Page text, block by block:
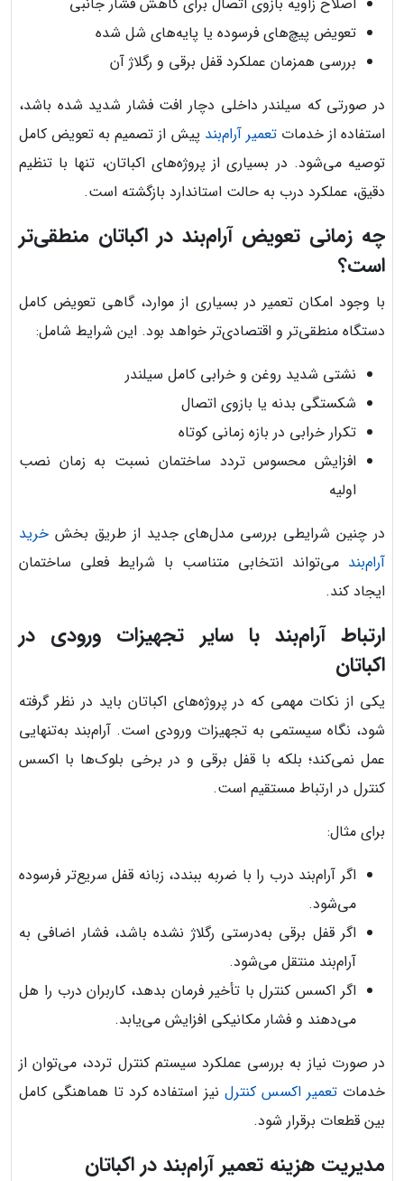
تعویض پیچ‌های فرسوده یا پایه‌های شل شده
بررسی همزمان عملکرد قفل برقی و رگلاژ آن
در صورتی که سیلندر داخلی دچار افت فشار شدید شده باشد،
استفاده از خدماتتعمیر آرام‌بند پیش از تصمیم به تعویض کامل
توصیه می‌شود. در بسیاری از پروژه‌های اکباتان، تنها با تنظیم
دقیق، عملکرد درب به حالت استاندارد بازگشته است.
چه زمانی تعویض آرام‌بند در اکباتان منطقی‌تر
است؟
با وجود امکان تعمیر در بسیاری از موارد، گاهی تعویض کامل
دستگاه منطقی‌تر و اقتصادی‌تر خواهد بود. این شرایط شامل:
نشتی شدید روغن و خرابی کامل سیلندر
شکستگی بدنه یا بازوی اتصال
تکرار خرابی در بازه زمانی کوتاه
افزایش محسوس تردد ساختمان نسبت به زمان نصب
اولیه
در چنین شرایطی بررسی مدل‌های جدید از طریق بخش خرید
آرام‌بند می‌تواند انتخابی متناسب با شرایط فعلی ساختمان
ایجاد کند.
ارتباط آرام‌بند با سایر تجهیزات ورودی در
اکباتان
یکی از نکات مهمی که در پروژه‌های اکباتان باید در نظر گرفته
شود، نگاه سیستمی به تجهیزات ورودی است. آرام‌بند به‌تنهایی
عمل نمی‌کند؛ بلکه با قفل برقی و در برخی بلوک‌ها با اکسس
کنترل در ارتباط مستقیم است.
برای مثال:
اگر آرام‌بند درب را با ضربه ببندد، زبانه قفل سریع‌تر فرسوده
می‌شود.
اگر قفل برقی به‌درستی رگلاژ نشده باشد، فشار اضافی به
آرام‌بند منتقل می‌شود.
اگر اکسس کنترل با تأخیر فرمان بدهد، کاربران درب را هل
می‌دهند و فشار مکانیکی افزایش می‌یابد.
در صورت نیاز به بررسی عملکرد سیستم کنترل تردد، می‌توان از
خدماتتعمیر اکسس کنترل نیز استفاده کرد تا هماهنگی کامل
بین قطعات برقرار شود.
مدیریت هزینه تعمیر آرام‌بند در اکباتان